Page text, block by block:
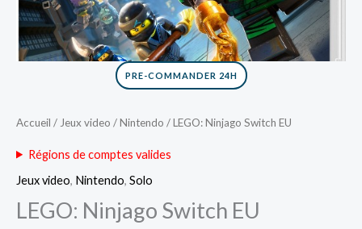
PRE-COMMANDER 24H
Accueil / Jeux video /Nintendo / LEGO: Ninjago Switch EU
Régions de comptes valides
Jeux video, Nintendo, Solo
LEGO: Ninjago Switch EU